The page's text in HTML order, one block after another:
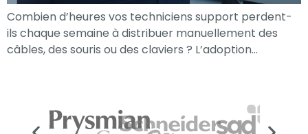
Combien d’heures vos techniciens support perdent-
ils chaque semaine à distribuer manuellement des
câbles, des souris ou des claviers ? L’adoption…